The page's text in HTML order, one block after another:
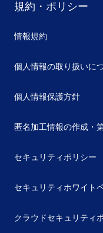
規約・ポリシー
情報規約
個人情報の取り扱いに
個人情報保護方針
匿名加工情報の作成・
セキュリティポリシー
セキュリティホワイト
クラウドセキュリティ